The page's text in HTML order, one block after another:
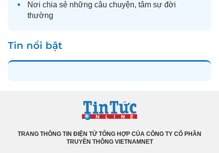
Nơi chia sẻ những câu chuyện, tâm sự đời
thường
Tin nổi bật
TRANG THÔNG TIN ĐIỆN TỬ TỔNG HỢP CỦA CÔNG TY CỔ PHẦN
TRUYỀN THÔNG VIETNAMNET